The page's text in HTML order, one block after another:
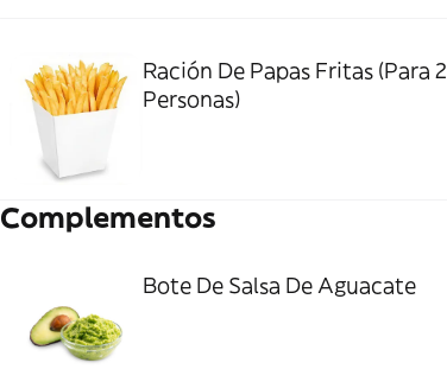
Ración De Papas Fritas (Para 2
Personas)
Complementos
Bote De Salsa De Aguacate